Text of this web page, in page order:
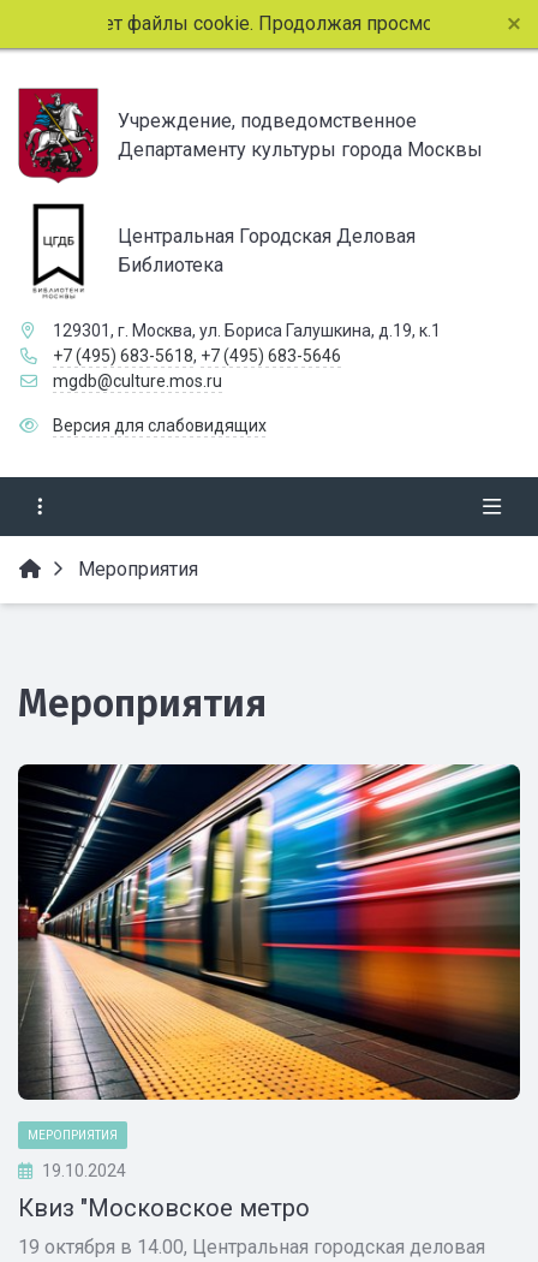
файлы cookie. Продолжая просмотр страниц
Учреждение, подведомственное
Департаменту культуры города Москвы
Центральная Городская Деловая
Библиотека
129301, г. Москва, ул. Бориса Галушкина, д.19, к.1
+7 (495) 683-5618, +7 (495) 683-5646
mgdb@culture.mos.ru
Версия для слабовидящих
Мероприятия
Мероприятия
МЕРОПРИЯТИЯ
19.10.2024
Квиз "Московское метро
19 октября в 14.00, Центральная городская деловая